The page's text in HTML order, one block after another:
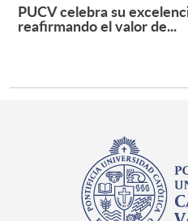
PUCV celebra su
reafirmando el valor de...